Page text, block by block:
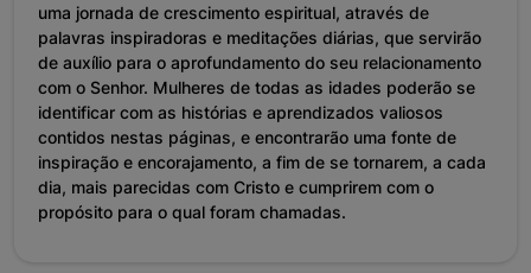
uma jornada de crescimento espiritual, através de
palavras inspiradoras e meditações diárias, que servirão
de auxílio para o aprofundamento do seu relacionamento
com o Senhor. Mulheres de todas as idades poderão se
identificar com as histórias e aprendizados valiosos
contidos nestas páginas, e encontrarão uma fonte de
inspiração e encorajamento, a fim de se tornarem, a cada
dia, mais parecidas com Cristo e cumprirem com o
propósito para o qual foram chamadas.